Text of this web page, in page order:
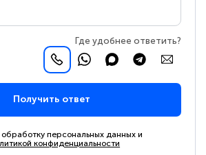
Где удобнее ответить?
Получить ответ
персональных данных и
конфиденциальности